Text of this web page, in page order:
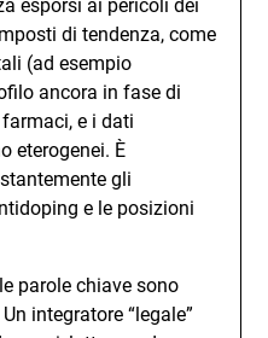
esporsi ai pericoli dei
di tendenza, come
(ad esempio
ancora in fase di
e i dati
eterogenei. È
gli
e le posizioni
parole chiave sono
integratore “legale”